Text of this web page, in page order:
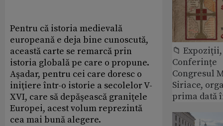
Pentru că istoria medievală
europeană e deja bine cunoscută,
această carte se remarcă prin
istoria globală pe care o propune.
Aşadar, pentru cei care doresc o
iniţiere într-o istorie a secolelor V-
XVI, care să depăşească graniţele
Europei, acest volum reprezintă
cea mai bună alegere.
📁
Conferințe
Congresul
Siriace,
prima dată